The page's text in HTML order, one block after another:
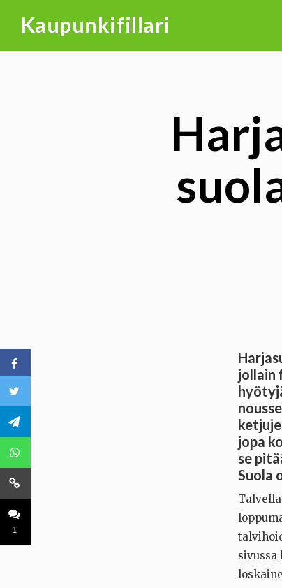
Kaupunkifillari
1
jollain
jopa
se
Suola